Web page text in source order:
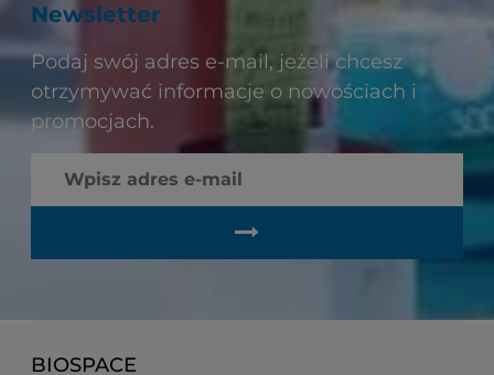
Newsletter
Podaj swój adres e-mail, jeżeli chcesz
otrzymywać informacje o nowościach i
promocjach.
BIOSPACE